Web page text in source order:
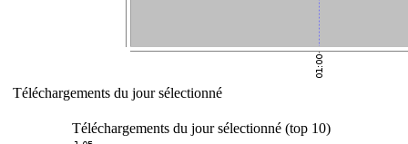
Téléchargements du jour sélectionné
Téléchargements du jour sélectionné (top 10)